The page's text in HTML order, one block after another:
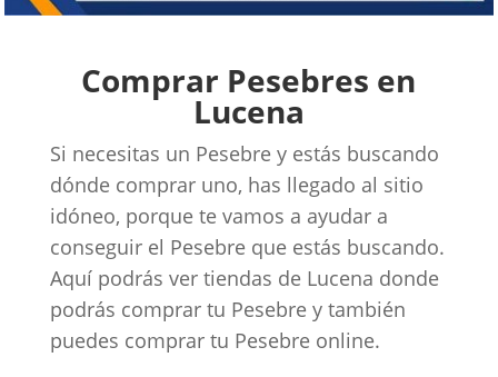
Comprar Pesebres en
Lucena
Si necesitas un Pesebre y estás buscando
dónde comprar uno, has llegado al sitio
idóneo, porque te vamos a ayudar a
conseguir el Pesebre que estás buscando.
Aquí podrás ver tiendas de Lucena donde
podrás comprar tu Pesebre y también
puedes comprar tu Pesebre online.